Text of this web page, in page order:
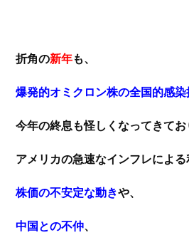
折角の新年も、
爆発的オミクロン株の全国的感
今年の終息も怪しくなってきてお
アメリカの急速なインフレによる
株価の不安定な動きや、
中国との不仲、